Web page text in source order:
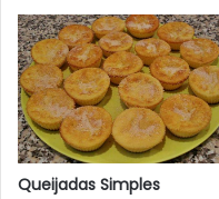
Queijadas Simples